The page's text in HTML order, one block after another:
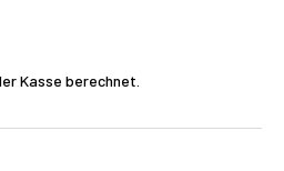
Kasse berechnet.